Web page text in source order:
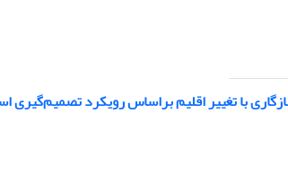
با تغییر اقلیم براساس رویکرد تصمیم‌گیری